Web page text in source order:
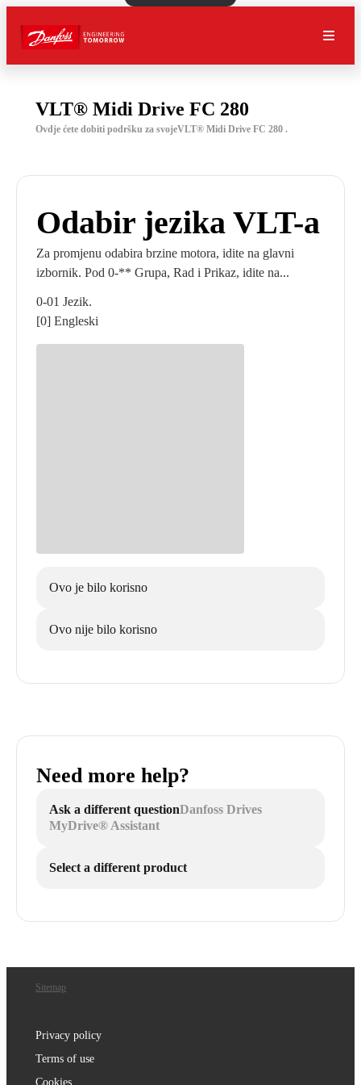
VLT® Midi Drive FC 280
Ovdje ćete dobiti podršku za svojeVLT® Midi Drive FC 280 .
Odabir jezika VLT-a
Za promjenu odabira brzine motora, idite na glavni
izbornik. Pod 0-** Grupa, Rad i Prikaz, idite na...
0-01 Jezik.
[0] Engleski
Ovo je bilo korisno
Ovo nije bilo korisno
Need more help?
Ask a different questionDanfoss Drives
MyDrive® Assistant
Select a different product
Sitemap
Privacy policy
Terms of use
Cookies